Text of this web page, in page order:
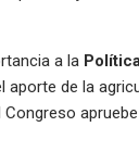
a la
aporte de la